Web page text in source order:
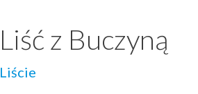
Liść z Buczyną
Liście